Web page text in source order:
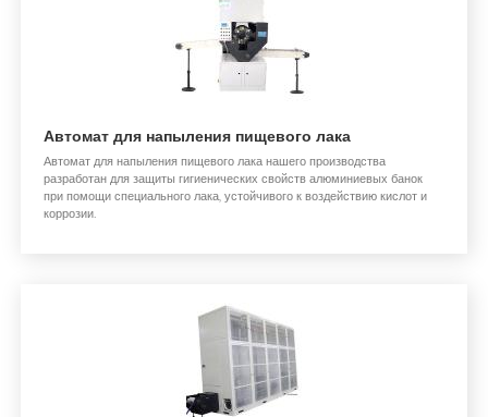
Автомат для напыления пищевого лака
Автомат для напыления пищевого лака нашего производства
разработан для защиты гигиенических свойств алюминиевых банок
при помощи специального лака, устойчивого к воздействию кислот и
коррозии.